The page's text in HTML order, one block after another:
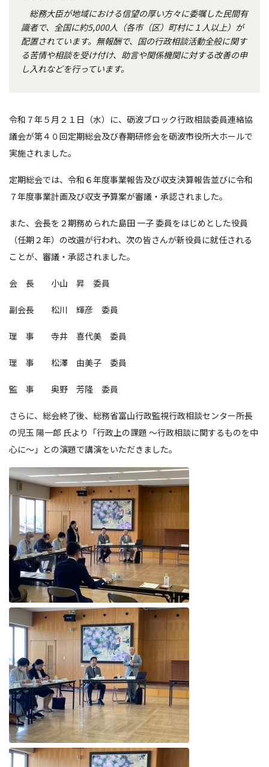
総務大臣が地域における信望の厚い方々に委嘱した民間有
識者で、全国に約5,000人（各市（区）町村に１人以上）が
配置されています。無報酬で、国の行政相談活動全般に関す
る苦情や相談を受け付け、助言や関係機関に対する改善の申
し入れなどを行っています。
令和７年５月２１日（水）に、砺波ブロック行政相談委員連絡協
議会が第４０回定期総会及び春期研修会を砺波市役所大ホールで
実施されました。
定期総会では、令和６年度事業報告及び収支決算報告並びに令和
７年度事業計画及び収支予算案が審議・承認されました。
また、会長を２期務められた島田 一子 委員をはじめとした役員
（任期２年）の改選が行われ、次の皆さんが新役員に就任される
ことが、審議・承認されました。
会 長 小山 昇 委員
副会長 松川 輝彦 委員
理 事 寺井 喜代美 委員
理 事 松澤 由美子 委員
監 事 奥野 芳隆 委員
さらに、総会終了後、総務省富山行政監視行政相談センター所長
の児玉 陽一郎 氏より「行政上の課題 ～行政相談に関するものを中
心に～」との演題で講演をいただきました。